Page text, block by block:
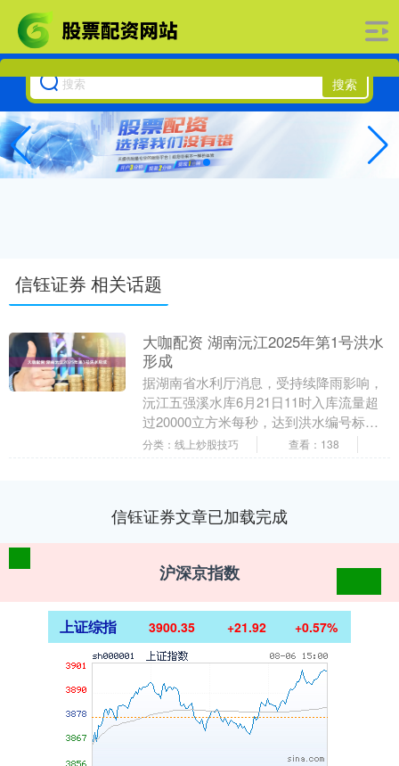
搜索
信钰证券 相关话题
大咖配资 湖南沅江2025年第1号洪水
形成
据湖南省水利厅消息，受持续降雨影响，
沅江五强溪水库6月21日11时入库流量超
过20000立方米每秒，达到洪水编号标
准。根据《湖南省主要江河湖泊洪水编号
分类：线上炒股技巧 查看：138
信钰证券文章已加载完成
沪深京指数
上证综指 3900.35 +21.92 +0.57%